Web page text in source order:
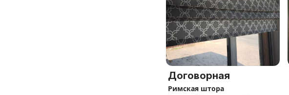
Договорная
Римская штора